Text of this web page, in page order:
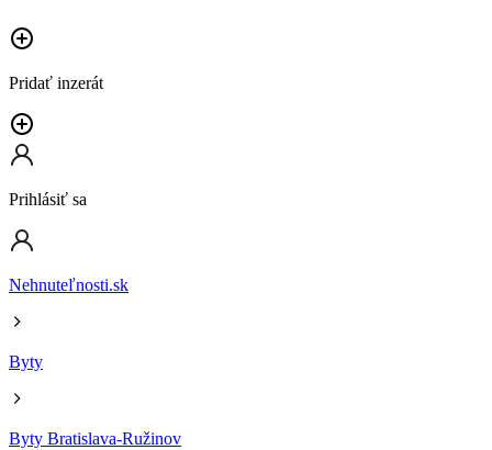
Pridať inzerát
Prihlásiť sa
Nehnuteľnosti.sk
Byty
Byty Bratislava-Ružinov